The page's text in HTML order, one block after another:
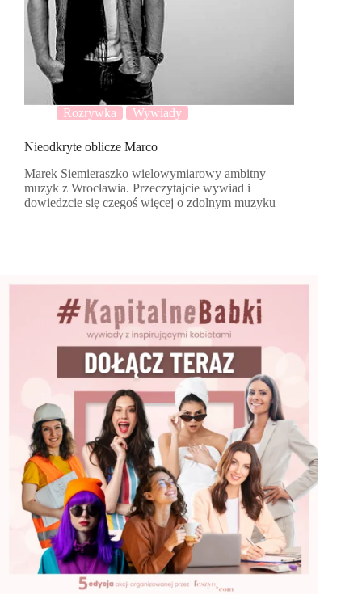
Rozrywka Wywiady
Nieodkryte oblicze Marco
Marek Siemieraszko wielowymiarowy ambitny
muzyk z Wrocławia. Przeczytajcie wywiad i
dowiedzcie się czegoś więcej o zdolnym muzyku